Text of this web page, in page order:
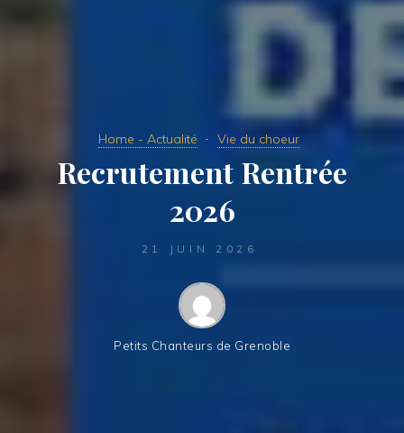
Home - Actualité Vie du choeur
Recrutement Rentrée
2026
21 JUIN 2026
Petits Chanteurs de Grenoble